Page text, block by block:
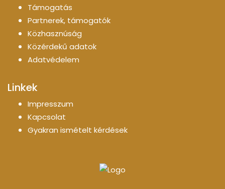
Támogatás
Partnerek, támogatók
Közhasznúság
Közérdekű adatok
Adatvédelem
Linkek
Impresszum
Kapcsolat
Gyakran ismételt kérdések